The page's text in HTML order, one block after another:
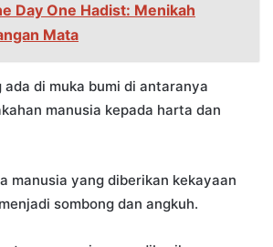
Day One Hadist: Menikah
Mata
di muka bumi di antaranya
manusia kepada harta dan
manusia yang diberikan kekayaan
sombong dan angkuh.